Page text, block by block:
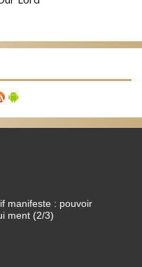
manifeste : pouvoir
ment (2/3)